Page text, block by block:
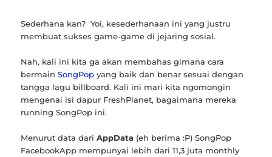
Sederhana kan? Yoi, kesederhanaan ini yang justru
membuat sukses game-game di jejaring sosial.
Nah, kali ini kita ga akan membahas gimana cara
bermainSongPop yang baik dan benar sesuai dengan
tangga lagu billboard. Kali ini mari kita ngomongin
mengenai isi dapur FreshPlanet, bagaimana mereka
running SongPop ini.
Menurut data dariAppData (eh berima :P) SongPop
FacebookApp mempunyai lebih dari 11,3 juta monthly